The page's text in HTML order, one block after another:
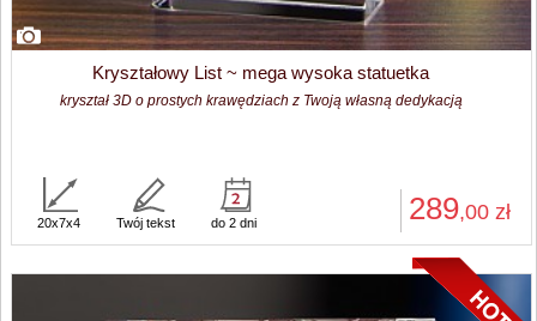
Kryształowy List ~ mega wysoka statuetka
kryształ 3D o prostych krawędziach z Twoją własną dedykacją
289,00 zł
20x7x4 Twój tekst do 2 dni